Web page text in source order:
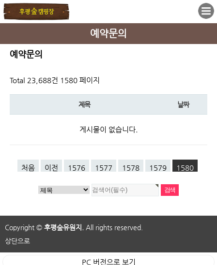
예약문의
예약문의
Total 23,688건 1580 페이지
제목 날짜
게시물이 없습니다.
처음 이전 1576 1577 1578 1579 1580
Copyright © 후평숲유원지.
All rights reserved.
상단으로
PC 버전으로 보기